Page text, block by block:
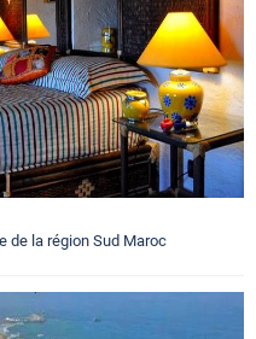
de la région Sud Maroc